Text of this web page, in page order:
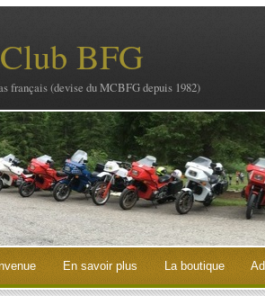
BFG
français (devise du MCBFG depuis 1982)
En savoir plus La boutique